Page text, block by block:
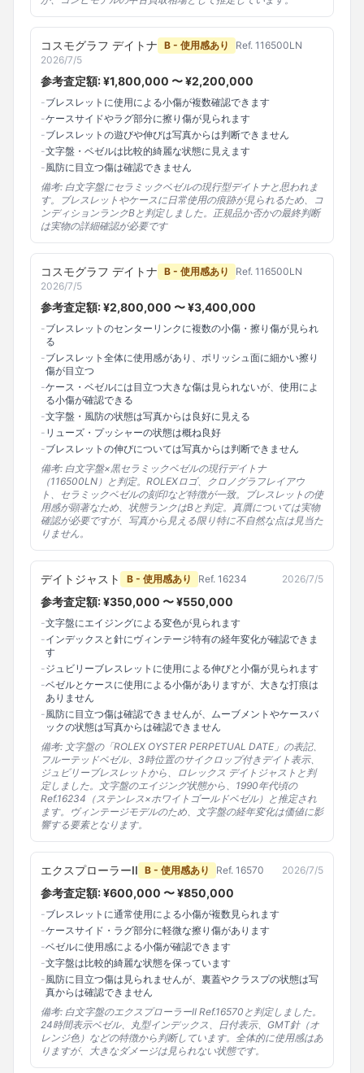
コスモグラフ デイトナ B - 使用感あり Ref. 116500LN
2026/7/5
参考査定額: ¥1,800,000 〜 ¥2,200,000
-ブレスレットに使用による小傷が複数確認できます
-ケースサイドやラグ部分に擦り傷が見られます
-ブレスレットの遊びや伸びは写真からは判断できません
-文字盤・ベゼルは比較的綺麗な状態に見えます
-風防に目立つ傷は確認できません
備考: 白文字盤にセラミックベゼルの現行型デイトナと思われま
す。ブレスレットやケースに日常使用の痕跡が見られるため、コ
ンディションランクBと判定しました。正規品か否かの最終判断
は実物の詳細確認が必要です
コスモグラフ デイトナ B - 使用感あり Ref. 116500LN
2026/7/5
参考査定額: ¥2,800,000 〜 ¥3,400,000
-ブレスレットのセンターリンクに複数の小傷・擦り傷が見られ
る
-ブレスレット全体に使用感があり、ポリッシュ面に細かい擦り
傷が目立つ
-ケース・ベゼルには目立つ大きな傷は見られないが、使用によ
る小傷が確認できる
-文字盤・風防の状態は写真からは良好に見える
- リューズ・プッシャーの状態は概ね良好
-ブレスレットの伸びについては写真からは判断できません
備考: 白文字盤×黒セラミックベゼルの現行デイトナ
（116500LN）と判定。ROLEXロゴ、クロノグラフレイアウ
ト、セラミックベゼルの刻印など特徴が一致。ブレスレットの使
用感が顕著なため、状態ランクはBと判定。真贋については実物
確認が必要ですが、写真から見える限り特に不自然な点は見当た
りません。
デイトジャスト B - 使用感あり Ref. 16234 2026/7/5
参考査定額: ¥350,000 〜 ¥550,000
-文字盤にエイジングによる変色が見られます
-インデックスと針にヴィンテージ特有の経年変化が確認できま
す
-ジュビリーブレスレットに使用による伸びと小傷が見られます
-ベゼルとケースに使用による小傷がありますが、大きな打痕は
ありません
-風防に目立つ傷は確認できませんが、ムーブメントやケースバ
ックの状態は写真からは確認できません
備考: 文字盤の「ROLEX OYSTER PERPETUAL DATE」の表記、
フルーテッドベゼル、3時位置のサイクロップ付きデイト表示、
ジュビリーブレスレットから、ロレックス デイトジャストと判
定しました。文字盤のエイジング状態から、1990年代頃の
Ref.16234（ステンレス×ホワイトゴールドベゼル）と推定され
ます。ヴィンテージモデルのため、文字盤の経年変化は価値に影
響する要素となります。
エクスプローラーII B - 使用感あり Ref. 16570 2026/7/5
参考査定額: ¥600,000 〜 ¥850,000
-ブレスレットに通常使用による小傷が複数見られます
-ケースサイド・ラグ部分に軽微な擦り傷があります
-ベゼルに使用感による小傷が確認できます
-文字盤は比較的綺麗な状態を保っています
-風防に目立つ傷は見られませんが、裏蓋やクラスプの状態は写
真からは確認できません
備考: 白文字盤のエクスプローラーII Ref.16570と判定しました。
24時間表示ベゼル、丸型インデックス、日付表示、GMT針（オ
レンジ色）などの特徴から判断しています。全体的に使用感はあ
りますが、大きなダメージは見られない状態です。